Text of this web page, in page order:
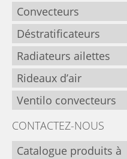
Convecteurs
Déstratificateurs
Radiateurs ailettes
Rideaux d’air
Ventilo convecteurs
CONTACTEZ-NOUS
Catalogue produits à